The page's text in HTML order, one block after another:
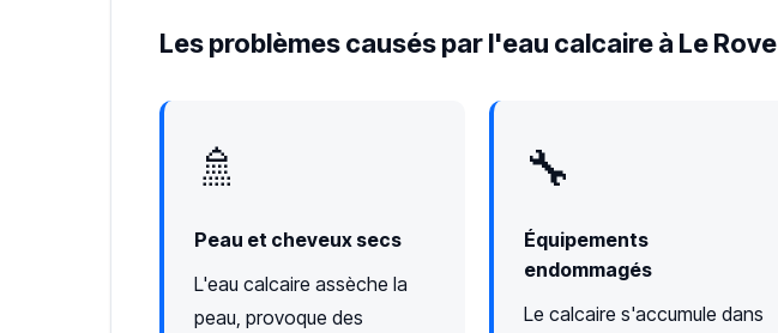
Les problèmes causés par l'eau calcaire à Le Rove
🚿
Peau et cheveux secs
L'eau calcaire assèche la
peau, provoque des
🔧
Équipements
endommagés
Le calcaire s'accumule dans